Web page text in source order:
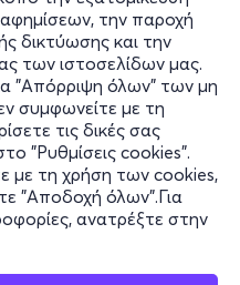
την παροχή
δικτύωσης και την
των ιστοσελίδων μας.
"Απόρριψη όλων" των μη
συμφωνείτε με τη
τις δικές σας
"Ρυθμίσεις cookies".
με τη χρήση των cookies,
"Αποδοχή όλων".Για
ανατρέξτε στην